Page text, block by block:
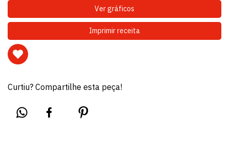
Ver gráficos
Imprimir receita
Curtiu? Compartilhe esta peça!